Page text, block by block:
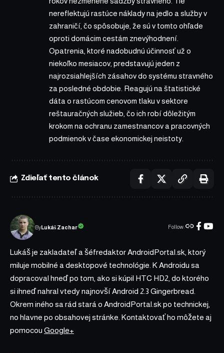
nereflektujú rastúce náklady na jedlo a služby v
zahraničí, čo spôsobuje, že sú v tomto ohľade
oproti domácim cestám znevýhodnení.
Opatrenia, ktoré nadobudnú účinnosť už o
niekoľko mesiacov, predstavujú jeden z
najrozsiahlejších zásahov do systému stravného
za posledné obdobie. Reagujú na štatistické
dáta o rastúcom cenovom tlaku v sektore
reštauračných služieb, čo ich robí dôležitým
krokom na ochranu zamestnancov a pracovných
podmienok v čase ekonomickej neistoty.
Zdieľať tento článok
ByLukáš Zachar Follow:
Lukáš je zakladateľ a šéfredaktor AndroidPortal.sk, ktorý
miluje mobilné a desktopové technológie. K Androidu sa
dopracoval hneď po tom, ako si kúpil HTC HD2, do ktorého
si ihneď nahral vtedy najnovší Android 2.3 Gingerbread.
Okrem iného sa rád stará o AndroidPortal.sk po technickej,
no hlavne po obsahovej stránke. Kontaktovať ho môžete aj
pomocou Google+